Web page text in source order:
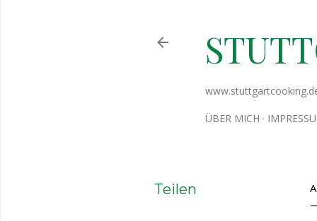
ÜBER MICH
Teilen